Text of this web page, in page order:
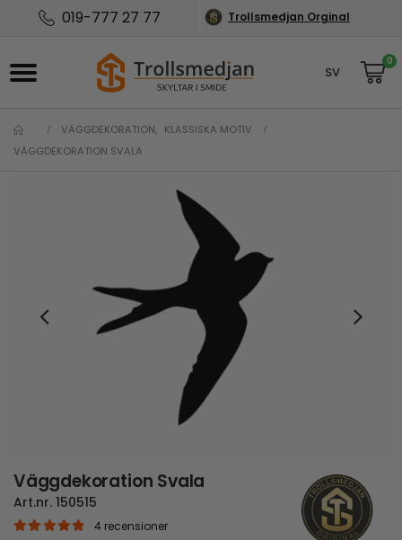
019-777 27 77 Trollsmedjan Orginal
SV
0
VÄGGDEKORATION, KLASSISKA MOTIV
VÄGGDEKORATION SVALA
Väggdekoration Svala
Art.nr. 150515
4 recensioner